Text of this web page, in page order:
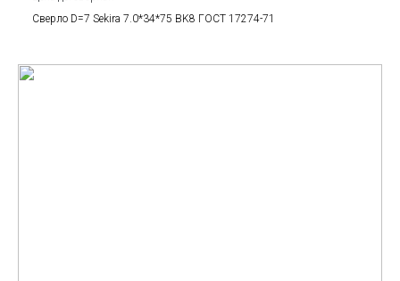
Сверло D=7 Sekira 7.0*34*75 BK8 ГОСТ 17274-71